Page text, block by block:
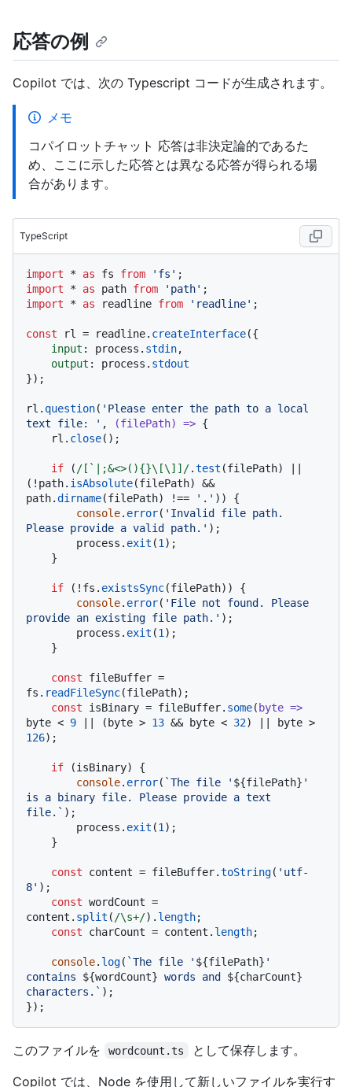
応答の例
Copilot では、次の Typescript コードが生成されます。
メモ
コパイロットチャット 応答は非決定論的であるた
め、ここに示した応答とは異なる応答が得られる場
合があります。
TypeScript
import * as fs from 'fs'
import * as path from 'path'
import * as readline from 'readline' ;
const rl = readline. createInterface({
input : process. stdin,
output : process. stdout
});
rl. question( 'Please enter the path to a local
text file: ' , (filePath) => {
    rl.
close();
if ( /[`|;&<>(){}\[\]]/.test (filePath) ||
(!path. isAbsolute(filePath) &&
path.dirname(filePath) !== '.' )) {
console. error( 'Invalid file path.
Please provide a valid path.' );
        process.
exit (1 );
if (!fs. existsSync(filePath)) {
console. error( 'File not found. Please
provide an existing file path.' );
        process.
exit (1 );
const fileBuffer =
fs. readFileSync(filePath);
const isBinary = fileBuffer. some(byte =>
byte < 9 || (byte > 13 && byte < 32
126);
if (isBinary) {
console. error( `The file ' ${filePath} '
is a binary file. Please provide a text
file.` );
        process.
exit (1 );
const content = fileBuffer.toString( 'utf-
8' );
const wordCount =
content. split ( /\s+/). length;
const charCount = content. length;
console. log( `The file ' ${filePath} '
contains ${wordCount} words and ${charCount}
characters.` );
このファイルを wordcount.ts
として保存します。
Copilot では、Node を使用して新しいファイルを実行す